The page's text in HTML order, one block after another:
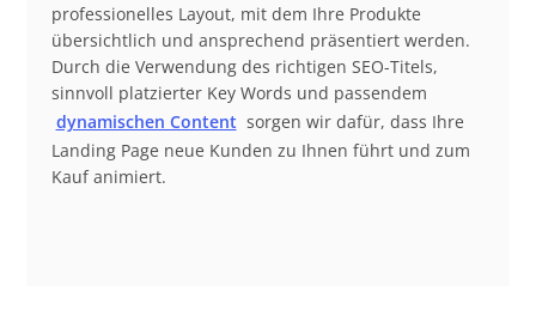
professionelles Layout, mit dem Ihre Produkte
übersichtlich und ansprechend präsentiert werden.
Durch die Verwendung des richtigen SEO-Titels,
sinnvoll platzierter Key Words und passendem
dynamischen Content sorgen wir dafür, dass Ihre
Landing Page neue Kunden zu Ihnen führt und zum
Kauf animiert.